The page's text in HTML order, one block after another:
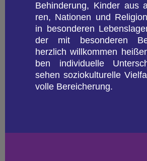
Be­hin­de­rung, Kin­der aus
ren, Na­tio­nen und
in be­son­de­ren
der mit be­son­de­ren
herz­lich will­kom­men
ben in­di­vi­du­el­le
sehen so­zio­kul­tu­rel­le
vol­le Be­rei­che­rung.